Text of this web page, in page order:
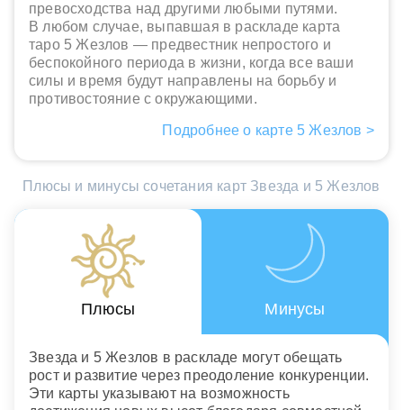
превосходства над другими любыми путями.
В любом случае, выпавшая в раскладе карта
таро 5 Жезлов — предвестник непростого и
беспокойного периода в жизни, когда все ваши
силы и время будут направлены на борьбу и
противостояние с окружающими.
Подробнее о карте 5 Жезлов >
Плюсы и минусы сочетания карт Звезда и 5 Жезлов
Плюсы Минусы
Звезда и 5 Жезлов в раскладе могут обещать
рост и развитие через преодоление конкуренции.
Эти карты указывают на возможность